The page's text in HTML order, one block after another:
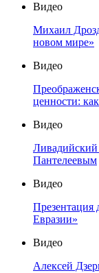
Видео
Михаил
новом мире»
Видео
ценности:
Видео
Пантелеевым
Видео
Презентация
Евразии»
Видео
Алексей